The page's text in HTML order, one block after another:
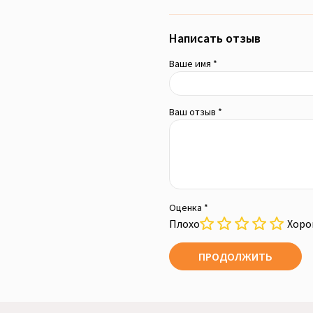
Написать отзыв
Ваше имя *
Ваш отзыв *
Оценка *
Плохо
ПРОДОЛЖИТЬ